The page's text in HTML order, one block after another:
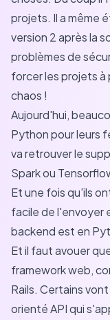
projets. Il a même
version 2 après la
problèmes de
forcer les projets à
chaos !
Aujourd'hui,
Python pour leurs
va retrouver le
Spark ou
Et une fois qu'ils
facile de l'envoyer
backend est en
Et il faut avouer
framework web,
Rails. Certains
orienté API qui